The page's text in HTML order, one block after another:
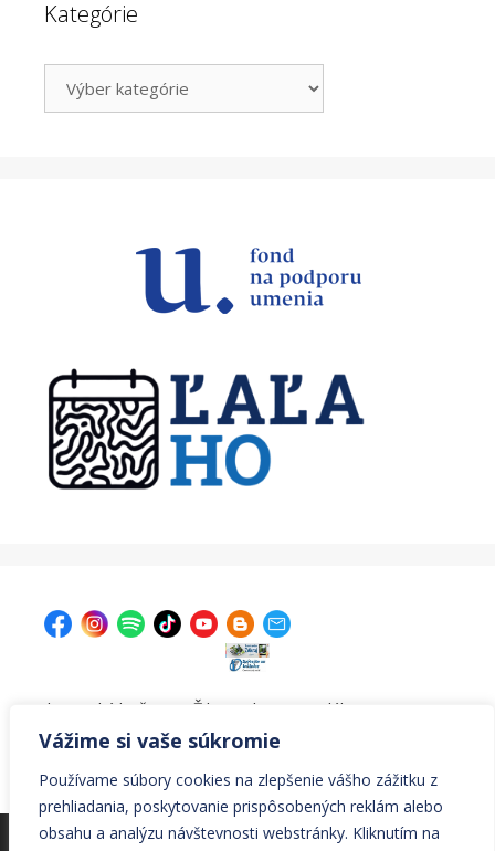
Vážime si vaše súkromie
Používame súbory cookies na zlepšenie vášho zážitku z
prehliadania, poskytovanie prispôsobených reklám alebo
obsahu a analýzu návštevnosti webstránky. Kliknutím na
Kategórie
| Krajská knižnica v Žiline, Ul. A. Bernoláka 47, 011 77
Žilina | kniznica@krajskakniznicazilina.sk
041/7233090 |